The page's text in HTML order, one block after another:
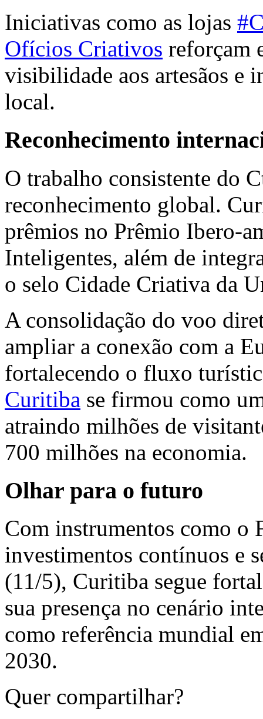
Iniciativas como as lojas
Ofícios Criativos reforçam
visibilidade aos artesãos e
local.
Reconhecimento
O trabalho consistente do
reconhecimento global.
prêmios no Prêmio Ibero-
Inteligentes, além de
o selo Cidade Criativa da
A consolidação do voo
ampliar a conexão com a
fortalecendo o fluxo
Curitiba se firmou como
atraindo milhões de
700 milhões na economia.
Olhar para o futuro
Com instrumentos como o
investimentos contínuos e
(11/5), Curitiba segue
sua presença no cenário
como referência mundial
2030.
Quer compartilhar?